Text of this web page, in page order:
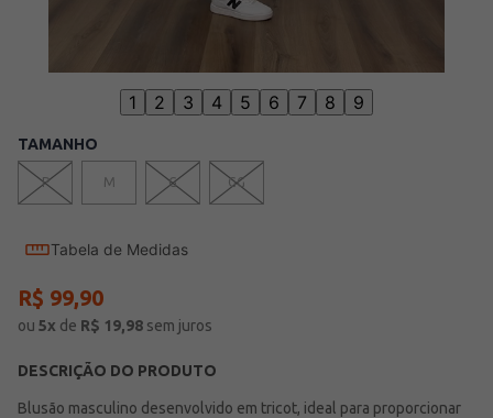
1 2 3 4 5 6 7 8 9
TAMANHO
P M G GG
Tabela de Medidas
R$ 99,90
ou 5x de R$ 19,98 sem juros
DESCRIÇÃO DO PRODUTO
Blusão masculino desenvolvido em tricot, ideal para proporcionar